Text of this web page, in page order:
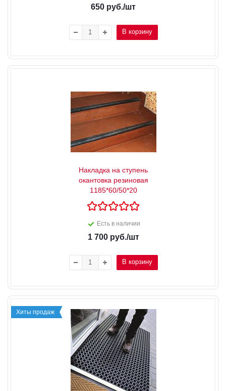
650 руб./шт
В корзину
Накладка на ступень
окантовка резиновая
1185*60/50*20
Есть в наличии
1 700руб./шт
В корзину
Хиты продаж